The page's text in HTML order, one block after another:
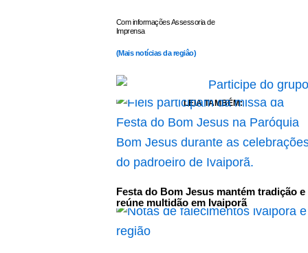
Com informações Assessoria de
Imprensa
(Mais notícias da regiâo)
LEIA TAMBÉM:
Festa do Bom Jesus mantém tradição e
reúne multidão em Ivaiporã